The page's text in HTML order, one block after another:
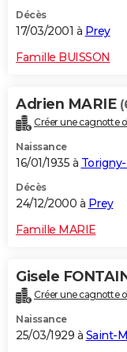
Décès
17/03/2001 à Prey
Famille BUISSON
Adrien MARIE
Créer une cagnotte
Naissance
16/01/1935 à
Décès
24/12/2000 à Prey
Famille MARIE
Gisele
Créer une cagnotte
Naissance
25/03/1929 à Saint-